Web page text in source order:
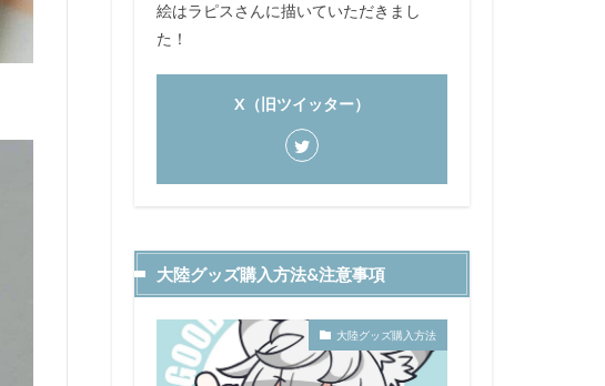
絵はラピスさんに描いていただきまし
た！
X（旧ツイッター）
大陸グッズ購入方法&注意事項
大陸グッズ購入方法